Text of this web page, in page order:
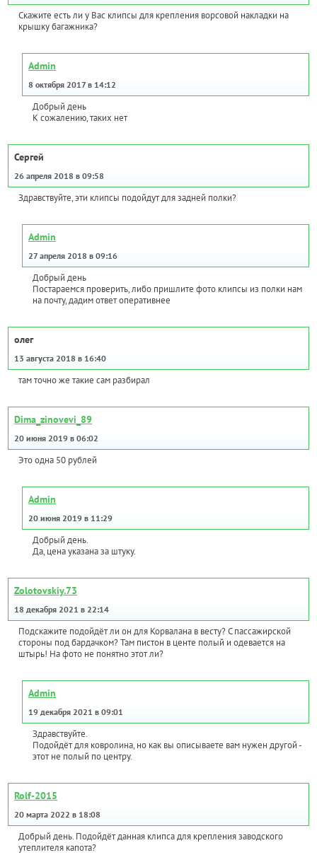
Скажите есть ли у Вас клипсы для крепления ворсовой накладки на
крышку багажника?
Admin
8 октября 2017 в 14:12
Добрый день
К сожалению, таких нет
Сергей
26 апреля 2018 в 09:58
Здравствуйте, эти клипсы подойдут для задней полки?
Admin
27 апреля 2018 в 09:16
Добрый день
Постараемся проверить, либо пришлите фото клипсы из полки нам
на почту, дадим ответ оперативнее
олег
13 августа 2018 в 16:40
там точно же такие сам разбирал
Dima_zinovevi_89
20 июня 2019 в 06:02
Это одна 50 рублей
Admin
20 июня 2019 в 11:29
Добрый день.
Да, цена указана за штуку.
Zolotovskiy.73
18 декабря 2021 в 22:14
Подскажите подойдёт ли он для Корвалана в весту? С пассажирской
стороны под бардачком? Там пистон в центе полый и одевается на
штырь! На фото не понятно этот ли?
Admin
19 декабря 2021 в 09:01
Здравствуйте.
Подойдёт для ковролина, но как вы описываете вам нужен другой -
этот не полый по центру.
Rolf-2015
20 марта 2022 в 18:08
Добрый день. Подойдёт данная клипса для крепления заводского
утеплителя капота?